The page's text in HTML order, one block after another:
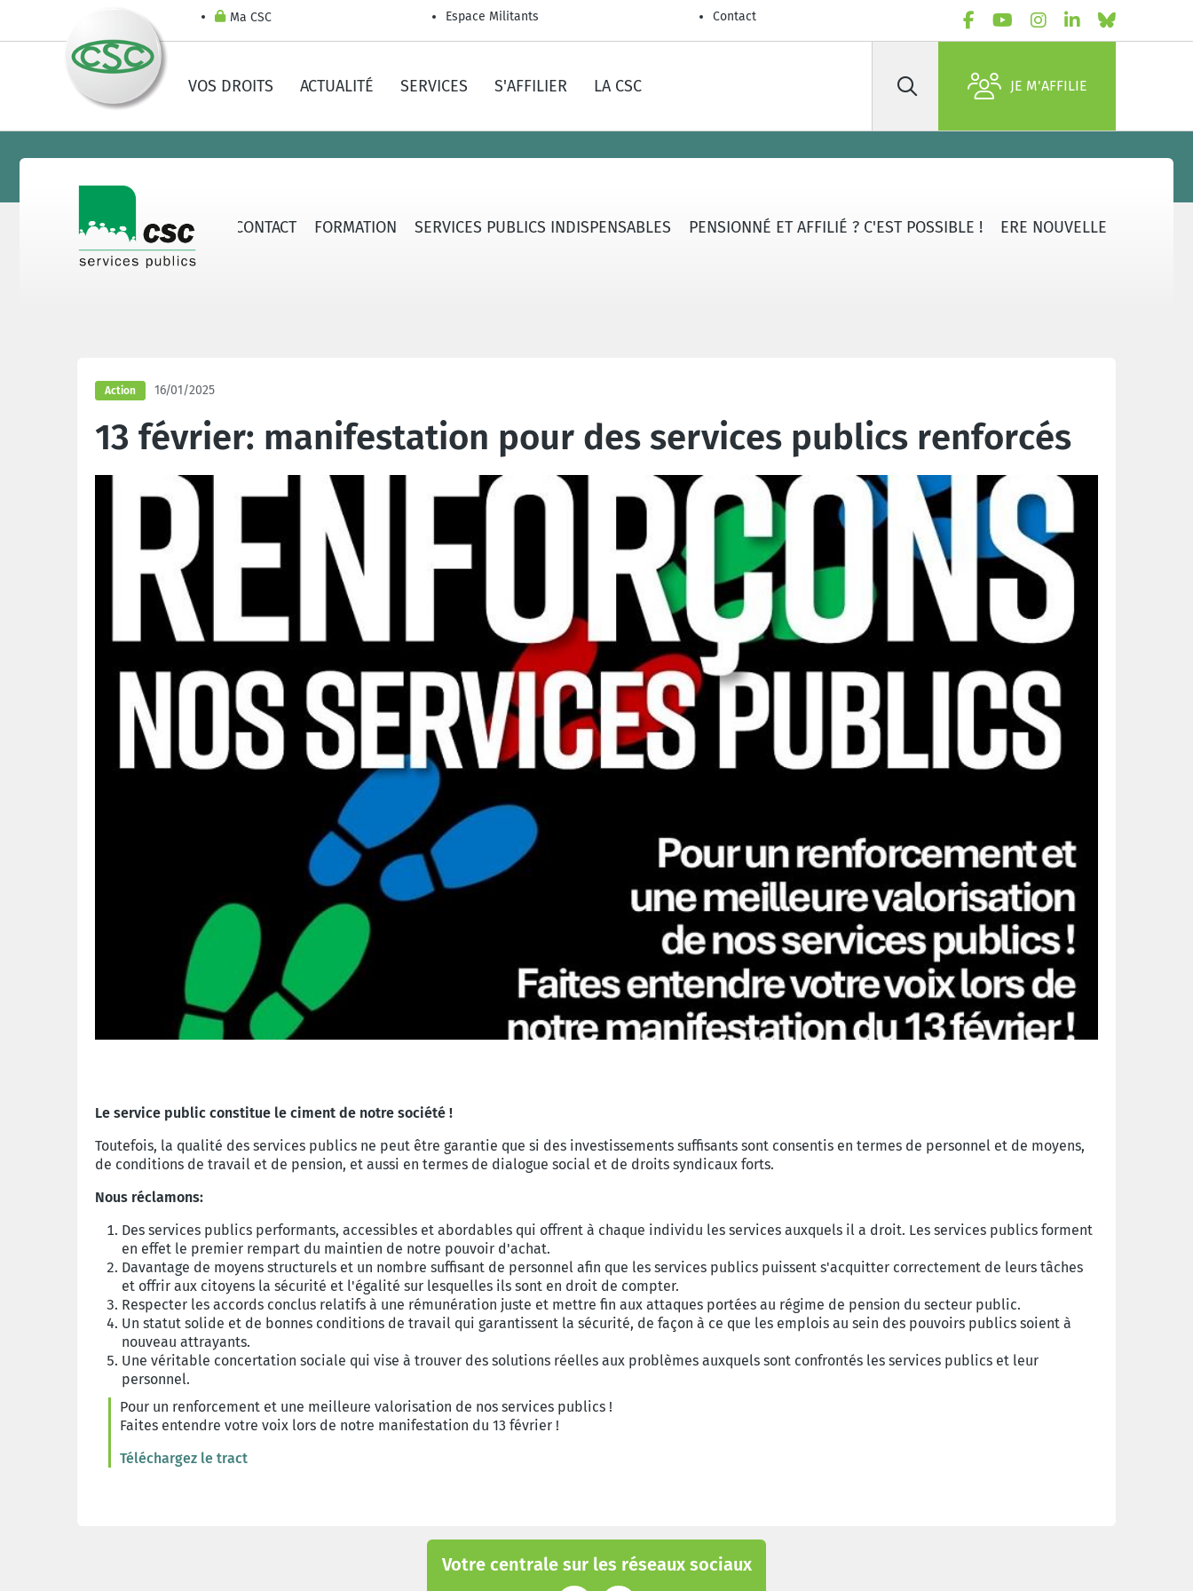
Ma CSC Espace Militants Contact
VOS DROITS ACTUALITÉ SERVICES S'AFFILIER LA CSC Rechercher JE M'AFFILIE
PUBLICS SECTEURS CONTACT FORMATION SERVICES PUBLICS INDISPENSABLES PENSIONNÉ ET AFFILIÉ ? C'EST POSSIBLE ! ERE NOUVELLE
Action 16/01/2025
13 février: manifestation pour des services publics renforcés
Le service public constitue le ciment de notre société !
Toutefois, la qualité des services publics ne peut être garantie que si des investissements suffisants sont consentis en termes de personnel et de moyens,
de conditions de travail et de pension, et aussi en termes de dialogue social et de droits syndicaux forts.
Nous réclamons:
Des services publics performants, accessibles et abordables qui offrent à chaque individu les services auxquels il a droit. Les services publics forment
en effet le premier rempart du maintien de notre pouvoir d'achat.
Davantage de moyens structurels et un nombre suffisant de personnel afin que les services publics puissent s'acquitter correctement de leurs tâches
et offrir aux citoyens la sécurité et l'égalité sur lesquelles ils sont en droit de compter.
Respecter les accords conclus relatifs à une rémunération juste et mettre fin aux attaques portées au régime de pension du secteur public.
Un statut solide et de bonnes conditions de travail qui garantissent la sécurité, de façon à ce que les emplois au sein des pouvoirs publics soient à
nouveau attrayants.
Une véritable concertation sociale qui vise à trouver des solutions réelles aux problèmes auxquels sont confrontés les services publics et leur
personnel.
Pour un renforcement et une meilleure valorisation de nos services publics !
Faites entendre votre voix lors de notre manifestation du 13 février !
Téléchargez le tract
Votre centrale sur les réseaux sociaux